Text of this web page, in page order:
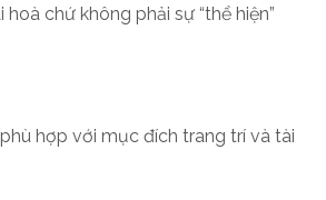
chứ không phải sự “thể hiện”
hợp với mục đích trang trí và tài